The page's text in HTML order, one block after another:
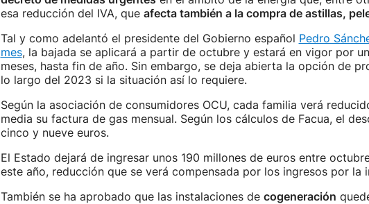
esa reducción del IVA, que afecta también a la compra de astillas,
Tal y como adelantó el presidente del Gobierno español Pedro
mes, la bajada se aplicará a partir de octubre y estará en vigor por
meses, hasta fin de año. Sin embargo, se deja abierta la opción de
lo largo del 2023 si la situación así lo requiere.
Según la asociación de consumidores OCU, cada familia verá
media su factura de gas mensual. Según los cálculos de Facua, el
cinco y nueve euros.
El Estado dejará de ingresar unos 190 millones de euros entre
este año, reducción que se verá compensada por los ingresos por la
También se ha aprobado que las instalaciones de cogeneración